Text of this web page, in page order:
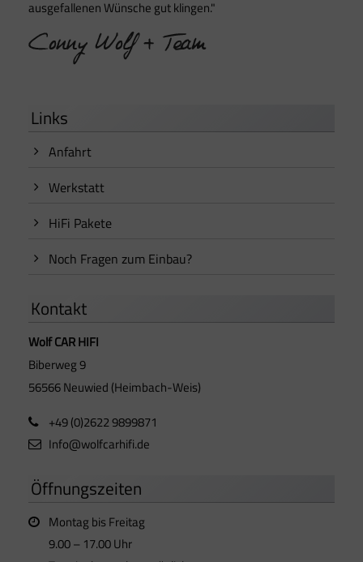
ausgefallenen Wünsche gut klingen."
Links
Anfahrt
Werkstatt
HiFi Pakete
Noch Fragen zum Einbau?
Kontakt
Wolf CAR HIFI
Biberweg 9
56566 Neuwied (Heimbach-Weis)
+49 (0)2622 9899871
Info@wolfcarhifi.de
Öffnungszeiten
Montag bis Freitag
9.00 – 17.00 Uhr